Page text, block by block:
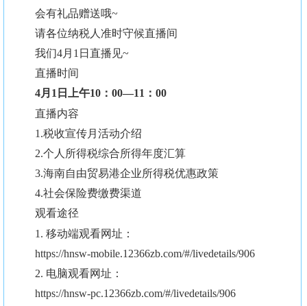
会有礼品赠送哦~
请各位纳税人准时守候直播间
我们4月1日直播见~
直播时间
4月1日上午10：00—11：00
直播内容
1.税收宣传月活动介绍
2.个人所得税综合所得年度汇算
3.海南自由贸易港企业所得税优惠政策
4.社会保险费缴费渠道
观看途径
1. 移动端观看网址：
https://hnsw-mobile.12366zb.com/#/livedetails/906
2. 电脑观看网址：
https://hnsw-pc.12366zb.com/#/livedetails/906